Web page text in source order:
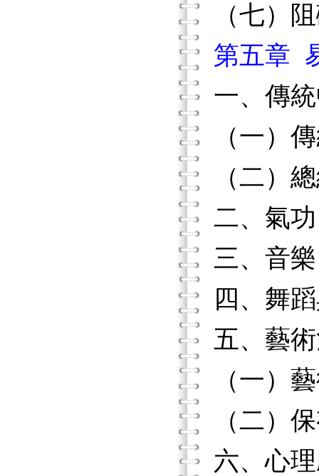
（七）
第五章
一、傳
（一）
（二）
二、氣功
三、音樂
四、舞
五、藝
（一）
（二）
六、心